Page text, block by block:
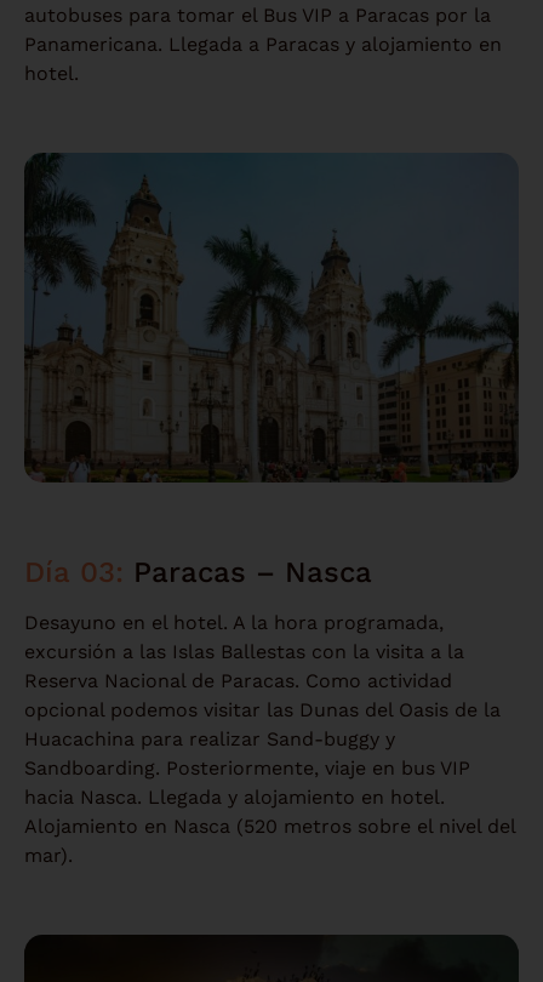
autobuses para tomar el Bus VIP a Paracas por la
Panamericana. Llegada a Paracas y alojamiento en
hotel.
Día 03: Paracas – Nasca
Desayuno en el hotel. A la hora programada,
excursión a las Islas Ballestas con la visita a la
Reserva Nacional de Paracas. Como actividad
opcional podemos visitar las Dunas del Oasis de la
Huacachina para realizar Sand-buggy y
Sandboarding. Posteriormente, viaje en bus VIP
hacia Nasca. Llegada y alojamiento en hotel.
Alojamiento en Nasca (520 metros sobre el nivel del
mar).